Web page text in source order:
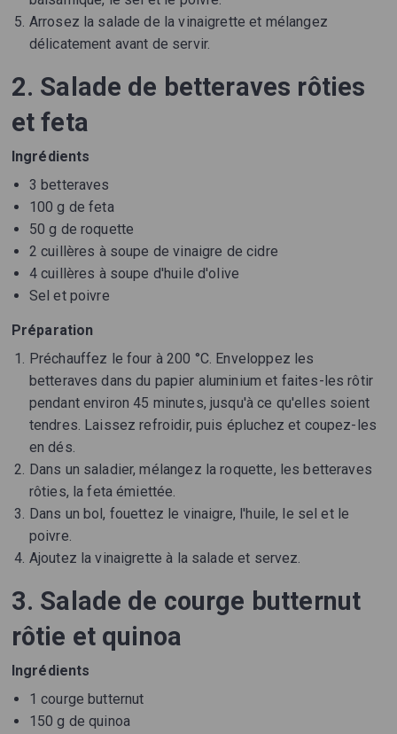
Arrosez la salade de la vinaigrette et mélangez
délicatement avant de servir.
2. Salade de betteraves rôties
et feta
Ingrédients
3 betteraves
100 g de feta
50 g de roquette
2 cuillères à soupe de vinaigre de cidre
4 cuillères à soupe d'huile d'olive
Sel et poivre
Préparation
Préchauffez le four à 200 °C. Enveloppez les
betteraves dans du papier aluminium et faites-les rôtir
pendant environ 45 minutes, jusqu'à ce qu'elles soient
tendres. Laissez refroidir, puis épluchez et coupez-les
en dés.
Dans un saladier, mélangez la roquette, les betteraves
rôties, la feta émiettée.
Dans un bol, fouettez le vinaigre, l'huile, le sel et le
poivre.
Ajoutez la vinaigrette à la salade et servez.
3. Salade de courge butternut
rôtie et quinoa
Ingrédients
1 courge butternut
150 g de quinoa